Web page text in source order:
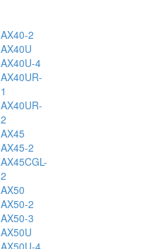
AX40-2
AX40U
AX40U-4
AX40UR-
1
AX40UR-
2
AX45
AX45-2
AX45CGL-
2
AX50
AX50-2
AX50-3
AX50U
AX50U-4